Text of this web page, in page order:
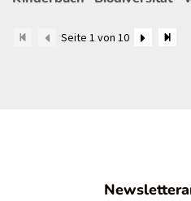
Seite 1 von 10